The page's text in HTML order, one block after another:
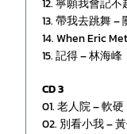
12. 寧願我會記
13. 帶我去跳舞 –
14. When Eric
15. 記得 – 林海峰
CD 3
01. 老人院 – 軟硬
02. 別看小我 –